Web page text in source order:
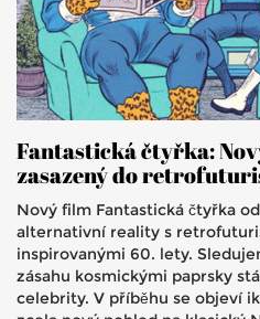
Fantastická čtyřka:
zasazený do
Nový film Fantastická čtyřka
alternativní reality s
inspirovanými 60. lety.
zásahu kosmickými paprsky
celebrity. V příběhu se objeví